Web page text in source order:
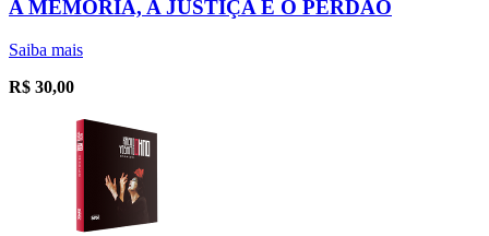
A MEMÓRIA, A JUSTIÇA E O PERDÃO
Saiba mais
R$ 30,00